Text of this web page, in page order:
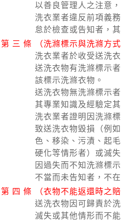
以善良管理人之注意
洗衣業者違反前項義
怠於檢查或告知者，
第 三 條
（洗滌標示與洗滌方
洗衣業者於收受送洗
送洗衣物有洗滌標示
該標示洗滌衣物。
送洗衣物無洗滌標示
其專業知識及經驗定
洗衣業者證明因洗滌
致送洗衣物毀損（例
色、移染、污漬、起
硬化等情形者）或滅
因過失而不知洗滌標
不當而未告知者，不
第 四 條
（衣物不能返還時之
送洗衣物因可歸責於
滅失或其他情形而不